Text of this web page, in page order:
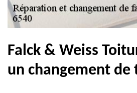
Falck & Weiss
un changement